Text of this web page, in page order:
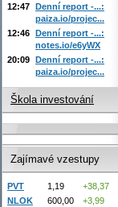
12:47 Denní report -...:
paiza.io/projec...
12:46 Denní report -...:
notes.io/e6yWX
20:09 Denní report -...:
paiza.io/projec...
Škola investování
Zajímavé vzestupy
PVT 1,19
+38,37
NLOK
600,00
+3,99